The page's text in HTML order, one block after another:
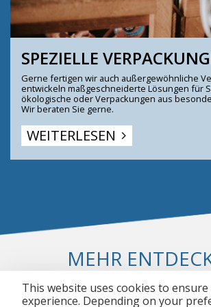
SPEZIELLE
Gerne fertigen wir auch außergewöhnliche
entwickeln maßgeschneiderte Lösungen für
ökologische oder Verpackungen aus
Wir beraten Sie gerne.
WEITERLESEN
MEHR
This website uses cookies to
experience. Depending on your